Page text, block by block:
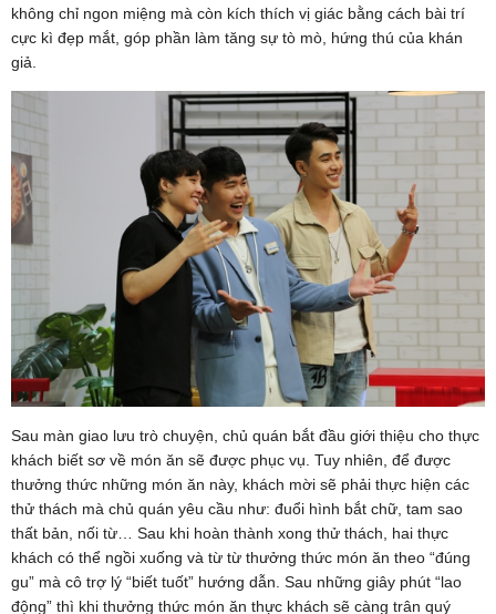
không chỉ ngon miệng mà còn kích thích vị giác bằng cách bài trí
cực kì đẹp mắt, góp phần làm tăng sự tò mò, hứng thú của khán
giả.
Sau màn giao lưu trò chuyện, chủ quán bắt đầu giới thiệu cho thực
khách biết sơ về món ăn sẽ được phục vụ. Tuy nhiên, để được
thưởng thức những món ăn này, khách mời sẽ phải thực hiện các
thử thách mà chủ quán yêu cầu như: đuổi hình bắt chữ, tam sao
thất bản, nối từ… Sau khi hoàn thành xong thử thách, hai thực
khách có thể ngồi xuống và từ từ thưởng thức món ăn theo “đúng
gu” mà cô trợ lý “biết tuốt” hướng dẫn. Sau những giây phút “lao
động” thì khi thưởng thức món ăn thực khách sẽ càng trân quý